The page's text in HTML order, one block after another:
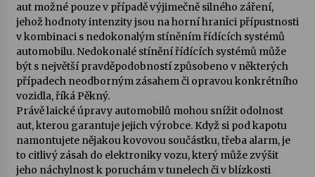
aut možné pouze v případě výjimečně silného záření,
jehož hodnoty intenzity jsou na horní hranici přípustnosti
v kombinaci s nedokonalým stíněním řídících systémů
automobilu. Nedokonalé stínění řídících systémů může
být s největší pravděpodobností způsobeno v některých
případech neodborným zásahem či opravou konkrétního
vozidla, říká Pěkný.
Právě laické úpravy automobilů mohou snížit odolnost
aut, kterou garantuje jejich výrobce. Když si pod kapotu
namontujete nějakou kovovou součástku, třeba alarm, je
to citlivý zásah do elektroniky vozu, který může zvýšit
jeho náchylnost k poruchám v tunelech či v blízkosti